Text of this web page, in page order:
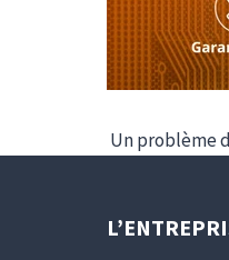
Un problème